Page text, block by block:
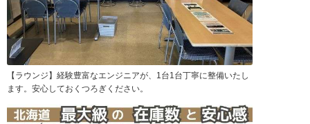
【ラウンジ】経験豊富なエンジニアが、1台1台丁寧に整備いたし
ます。安心しておくつろぎください。